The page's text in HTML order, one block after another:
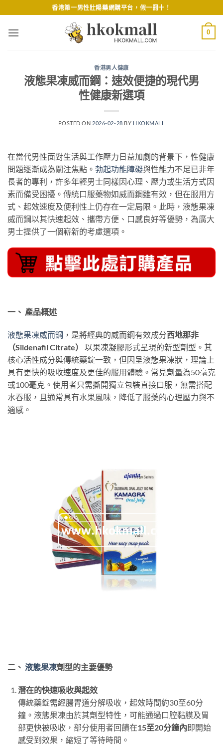
to
content
香港第一男性壯陽藥網購平台，假一罰十！
0
香港男人健康
液態果凍威而鋼：速效便捷的現代男
性健康新選項
POSTED ON 2026-02-28 BY HKOKMALL
在當代男性面對生活與工作壓力日益加劇的背景下，性健康
問題逐漸成為關注焦點。 勃起功能障礙與性能力不足已非年
長者的專利，許多年輕男士同樣因心理、壓力或生活方式因
素而備受困擾。傳統口服藥物如威而鋼雖有效，但在服用方
式、起效速度及便利性上仍存在一定局限。此時，液態果凍
威而鋼以其快速起效、攜帶方便、口感良好等優勢，為廣大
男士提供了一個嶄新的考慮選項。
一、 產品概述
液態果凍威而鋼 ，是將經典的威而鋼有效成分西地那非
（Sildenafil Citrate）
​ 以果凍凝膠形式呈現的新型劑型。其
核心活性成分與傳統藥錠一致，但因呈液態果凍狀，理論上
具有更快的吸收速度及更佳的服用體驗。常見劑量為50毫克
或100毫克。使用者只需撕開獨立包裝直接口服，無需搭配
水吞服，且通常具有水果風味，降低了服藥的心理壓力與不
適感。
二、 液態果凍劑型的主要優勢
潛在的快速吸收與起效
傳統藥錠需經腸胃道分解吸收，起效時間約30至60分
鐘。液態果凍由於其劑型特性，可能通過口腔黏膜及胃
部更快被吸收，部分使用者回饋在15至20分鐘內即開始
感受到效果，縮短了等待時間。